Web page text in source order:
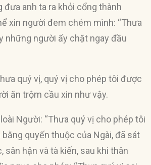
anh ta ra khỏi cổng thành
xin người đem chém mình: “Thưa
những người ấy chặt ngay đầu
quý vị, quý vị cho phép tôi được
ăn trộm cầu xin như vậy.
Người: “Thưa quý vị cho phép tôi
quyến thuộc của Ngài, đã sát
sân hận và tà kiến, sau khi thân